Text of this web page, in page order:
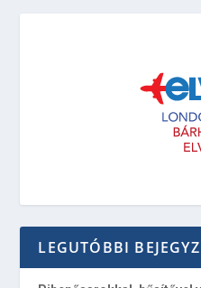
LEGUTÓBBI